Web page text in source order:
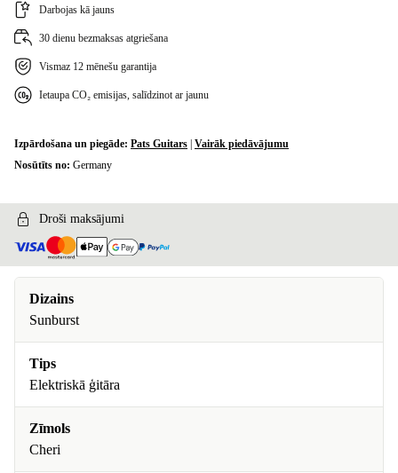
Darbojas kā jauns
30 dienu bezmaksas atgriešana
Vismaz 12 mēnešu garantija
Ietaupa CO₂ emisijas, salīdzinot ar jaunu
Izpārdošana un piegāde: Pats Guitars Vairāk piedāvājumu
Nosūtīts no: Germany
Droši maksājumi
Dizains
Sunburst
Tips
Elektriskā ģitāra
Zīmols
Cheri